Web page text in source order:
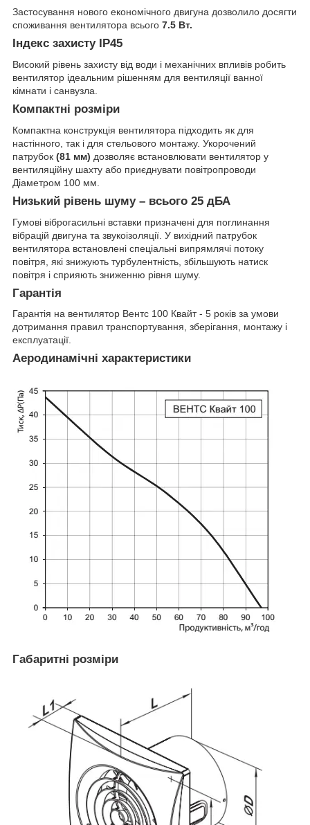
Застосування нового економічного двигуна дозволило досягти
споживання вентилятора всього 7.5 Вт.
Індекс захисту IP45
Високий рівень захисту від води і механічних впливів робить
вентилятор ідеальним рішенням для вентиляції ванної
кімнати і санвузла.
Компактні розміри
Компактна конструкція вентилятора підходить як для
настінного, так і для стельового монтажу. Укорочений
патрубок (81 мм) дозволяє встановлювати вентилятор у
вентиляційну шахту або приєднувати повітропроводи
Діаметром 100 мм.
Низький рівень шуму – всього 25 дБА
Гумові віброгасильні вставки призначені для поглинання
вібрацій двигуна та звукоізоляції. У вихідний патрубок
вентилятора встановлені спеціальні випрямлячі потоку
повітря, які знижують турбулентність, збільшують натиск
повітря і сприяють зниженню рівня шуму.
Гарантія
Гарантія на вентилятор Вентс 100 Квайт - 5 років за умови
дотримання правил транспортування, зберігання, монтажу і
експлуатації.
Аеродинамічні характеристики
Габаритні розміри